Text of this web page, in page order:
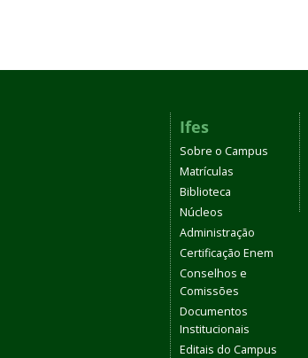
Ifes
Sobre o Campus
Matrículas
Biblioteca
Núcleos
Administração
Certificação Enem
Conselhos e
Comissões
Documentos
Institucionais
Editais do Campus